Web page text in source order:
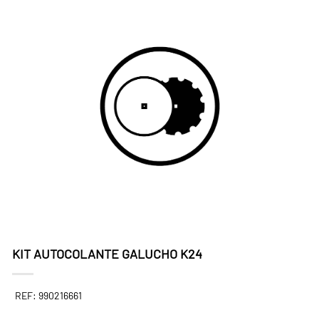
KIT AUTOCOLANTE GALUCHO K24
REF: 990216661